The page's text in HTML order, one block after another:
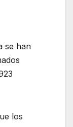
se han
los